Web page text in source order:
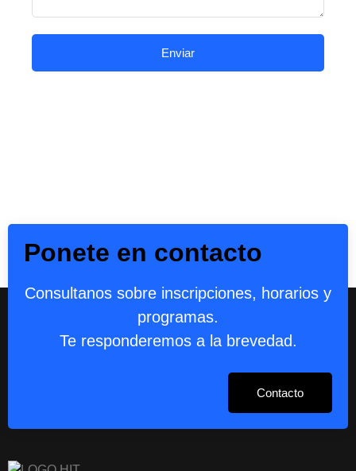
Enviar
Ponete en contacto
Consultanos sobre inscripciones, horarios y
programas.
Te responderemos a la brevedad.
Contacto